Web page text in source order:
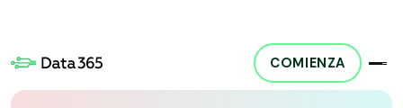
Nuestro producto, Social Media API, proporciona acceso a datos
COMIENZA